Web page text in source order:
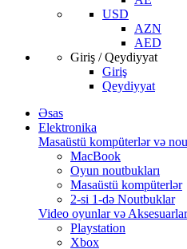
USD
AZN
AED
Giriş / Qeydiyyat
Giriş
Qeydiyyat
Əsas
Elektronika
Masaüstü kompüterlər və
MacBook
Oyun noutbukları
Masaüstü kompüterlər
2-si 1-də Noutbuklar
Video oyunlar və Aksesuarlar
Playstation
Xbox